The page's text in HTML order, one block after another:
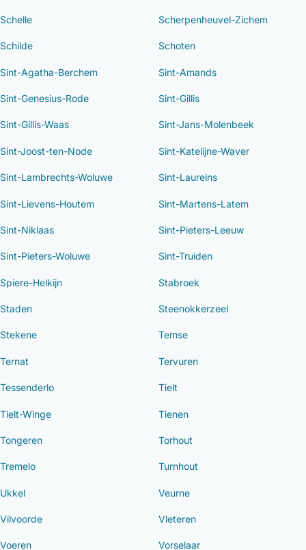
Schelle Scherpenheuvel-Zichem
Schilde Schoten
Sint-Agatha-Berchem Sint-Amands
Sint-Genesius-Rode Sint-Gillis
Sint-Gillis-Waas Sint-Jans-Molenbeek
Sint-Joost-ten-Node Sint-Katelijne-Waver
Sint-Lambrechts-Woluwe Sint-Laureins
Sint-Lievens-Houtem Sint-Martens-Latem
Sint-Niklaas Sint-Pieters-Leeuw
Sint-Pieters-Woluwe Sint-Truiden
Spiere-Helkijn Stabroek
Staden Steenokkerzeel
Stekene Temse
Ternat Tervuren
Tessenderlo Tielt
Tielt-Winge Tienen
Tongeren Torhout
Tremelo Turnhout
Ukkel Veurne
Vilvoorde Vleteren
Voeren Vorselaar